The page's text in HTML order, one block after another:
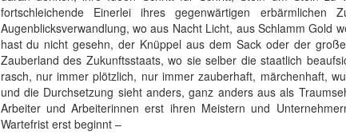
fortschleichende Einerlei ihres gegenwärtigen
Augenblicksverwandlung, wo aus Nacht Licht, aus Schlamm Gold
hast du nicht gesehn, der Knüppel aus dem Sack oder der
Zauberland des Zukunftsstaats, wo sie selber die staatlich
rasch, nur immer plötzlich, nur immer zauberhaft, märchenhaft,
und die Durchsetzung sieht anders, ganz anders aus als
Arbeiter und Arbeiterinnen erst ihren Meistern und
Wartefrist erst beginnt –